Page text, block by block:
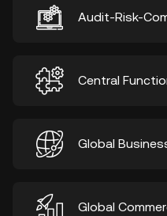
Audit-Risk-
Central
Global
Global